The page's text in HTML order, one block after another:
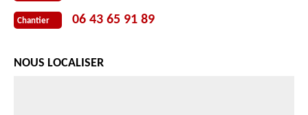
Chantier 06 43 65 91 89
NOUS LOCALISER